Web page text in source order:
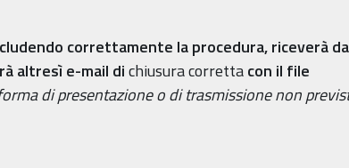
correttamente la procedura, riceverà
altresì e-mail dichiusura correttacon il file
di presentazione o di trasmissione non